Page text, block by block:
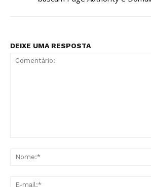
DEIXE UMA RESPOSTA